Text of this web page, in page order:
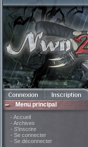
Menu principal
- Accueil
- Archives
- S'inscrire
- Se connecter
- Se déconnecter